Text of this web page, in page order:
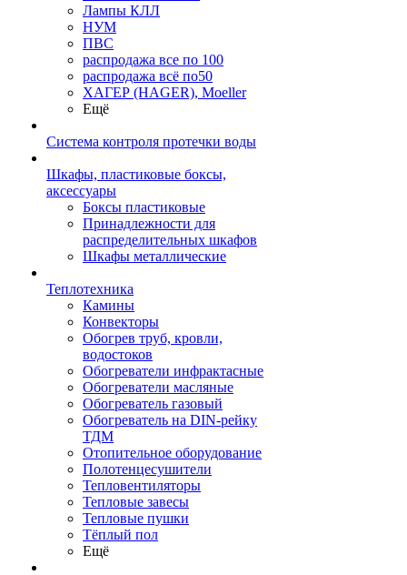
Лампы КЛЛ
НУМ
ПВС
распродажа все по 100
распродажа всё по50
ХАГЕР (HAGER), Moeller
Ещё
Система контроля протечки воды
Шкафы, пластиковые боксы,
аксессуары
Боксы пластиковые
Принадлежности для
распределительных шкафов
Шкафы металлические
Теплотехника
Камины
Конвекторы
Обогрев труб, кровли,
водостоков
Обогреватели инфрактасные
Обогреватели масляные
Обогреватель газовый
Обогреватель на DIN-рейку
ТДМ
Отопительное оборудование
Полотенцесушители
Тепловентиляторы
Тепловые завесы
Тепловые пушки
Тёплый пол
Ещё